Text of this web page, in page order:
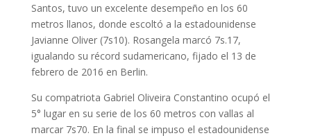
Santos, tuvo un excelente desempeño en los 60
metros llanos, donde escoltó a la estadounidense
Javianne Oliver (7s10). Rosangela marcó 7s.17,
igualando su récord sudamericano, fijado el 13 de
febrero de 2016 en Berlin.
Su compatriota Gabriel Oliveira Constantino ocupó el
5° lugar en su serie de los 60 metros con vallas al
marcar 7s70. En la final se impuso el estadounidense